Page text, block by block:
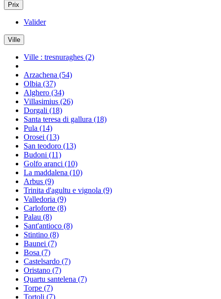
Prix
Valider
Ville
Ville : tresnuraghes (2)
Arzachena (54)
Olbia (37)
Alghero (34)
Villasimius (26)
Dorgali (18)
Santa teresa di gallura (18)
Pula (14)
Orosei (13)
San teodoro (13)
Budoni (11)
Golfo aranci (10)
La maddalena (10)
Arbus (9)
Trinita d'agultu e vignola (9)
Valledoria (9)
Carloforte (8)
Palau (8)
Sant'antioco (8)
Stintino (8)
Baunei (7)
Bosa (7)
Castelsardo (7)
Oristano (7)
Quartu santelena (7)
Torpe (7)
Tortoli (7)